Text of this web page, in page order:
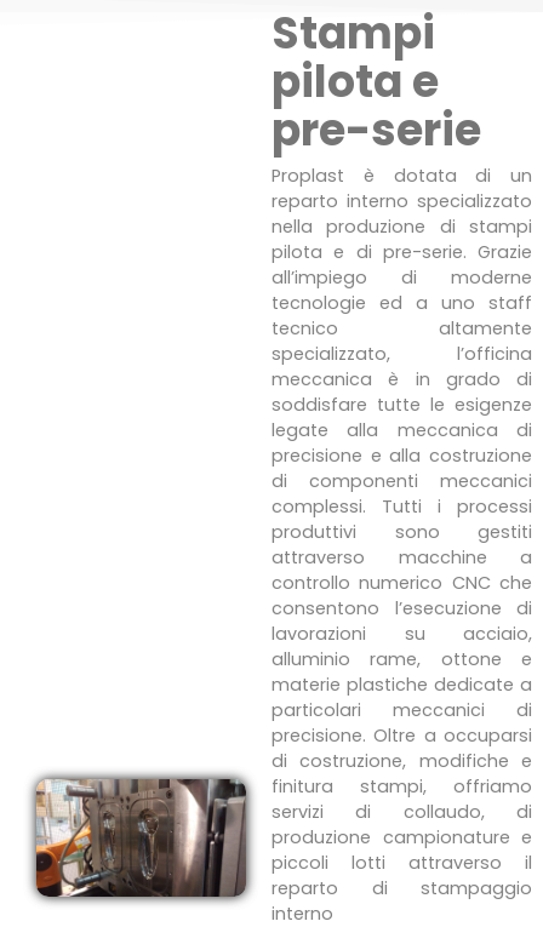
Stampi
pilota e
pre-serie
Proplast è dotata di un
reparto interno specializzato
nella produzione di stampi
pilota e di pre-serie. Grazie
all’impiego di moderne
tecnologie ed a uno staff
tecnico altamente
specializzato, l’officina
meccanica è in grado di
soddisfare tutte le esigenze
legate alla meccanica di
precisione e alla costruzione
di componenti meccanici
complessi. Tutti i processi
produttivi sono gestiti
attraverso macchine a
controllo numerico CNC che
consentono l’esecuzione di
lavorazioni su acciaio,
alluminio rame, ottone e
materie plastiche dedicate a
particolari meccanici di
precisione. Oltre a occuparsi
di costruzione, modifiche e
finitura stampi, offriamo
servizi di collaudo, di
produzione campionature e
piccoli lotti attraverso il
reparto di stampaggio
interno